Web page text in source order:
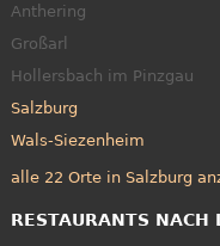
Anthering
Großarl
Hollersbach im Pinzgau
Salzburg
Wals-Siezenheim
alle 22 Orte in Salzburg
RESTAURANTS NACH